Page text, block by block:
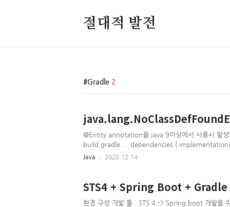
절대적 발전
Gradle 2
@Entity annotation을 java 9이상에서 사용시 발
build.gradle ... dependencies {
Java 2020.12.14
STS4 + Spring Boot + Gradle
환경 구성 개발 툴 : STS 4 -> Spring boot 개발을